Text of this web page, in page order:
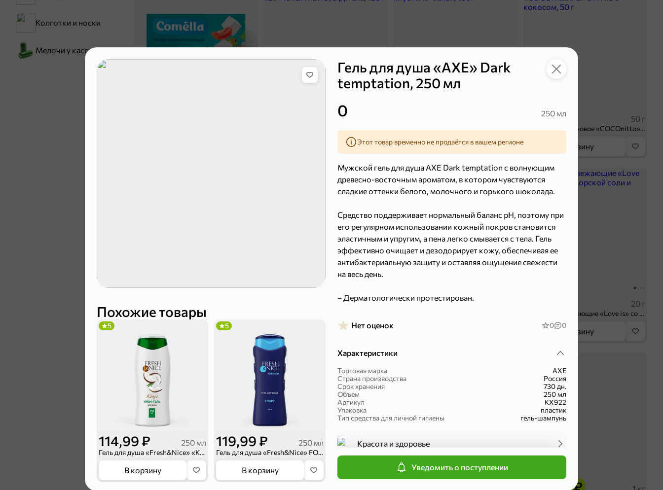
Похожие товары
114,99 ₽ 250 мл
Гель для душа «Fresh&Nice» «Кокос», 250 мл
5
В корзину
119,99 ₽ 250 мл
Гель для душа «Fresh&Nice» FOR MEN Спорт, 250 мл
5
В корзину
Гель для душа «AXE» Dark
temptation, 250 мл
0 250 мл
Этот товар временно не продаётся в вашем регионе
Мужской гель для душа AXE Dark temptation с волнующим
древесно-восточным ароматом, в котором чувствуются
сладкие оттенки белого, молочного и горького шоколада.
Средство поддерживает нормальный баланс pH, поэтому при
его регулярном использовании кожный покров становится
эластичным и упругим, а пена легко смывается с тела. Гель
эффективно очищает и дезодорирует кожу, обеспечивая ее
антибактериальную защиту и оставляя ощущение свежести
на весь день.
– Дерматологически протестирован.
Нет оценок 0 0
Характеристики
Торговая марка
AXE
Страна производства
Россия
Срок хранения
730 дн.
Объем
250 мл
Артикул
КХ922
Упаковка
пластик
Тип средства для личной гигиены
гель-шампунь
Красота и здоровье
Личная гигиена
Подкатегория
Уведомить о поступлении
Колготки и носки
Мелочи у кассы
Полотенца бумажные «Soffione» MENU, 2 рулона, 120 г Творог 3.8% «Мама Лама» клубника-банан, 100 г
В корзину
89,99 ₽ 50 г
Печенье протеиновое «COCOnitto» BROWNIE с кокосом, 50 г
В корзину
189,99 ₽ 299,99 ₽
300 г 149,99 ₽
5
20 г
Конфеты освежающие «Love is» со вкусом морской соли и маракуйи, 20 г
В корзину
149,99 ₽
169,99 ₽
689,99 ₽
839,99 ₽
59,99 ₽ 279,99 ₽